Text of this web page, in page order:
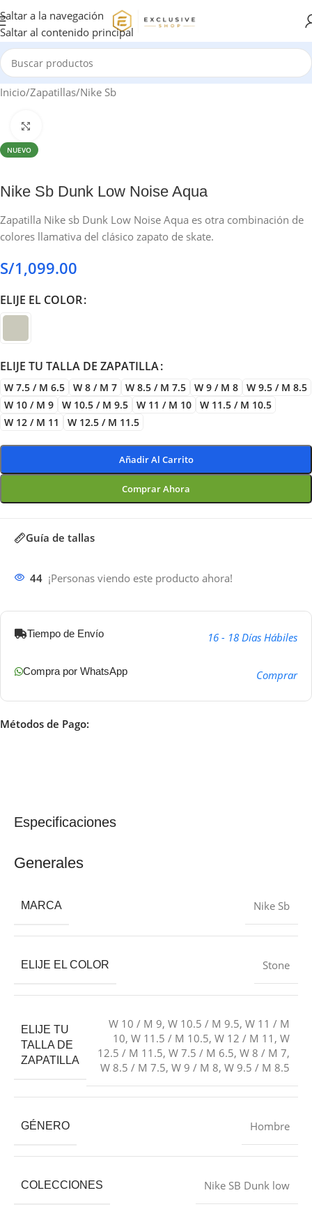
Saltar a la navegación
Saltar al contenido principal
Inicio/Zapatillas/Nike Sb
NUEVO
Nike Sb Dunk Low Noise Aqua
Zapatilla Nike sb Dunk Low Noise Aqua es otra combinación de
colores llamativa del clásico zapato de skate.
S/1,099.00
ELIJE EL COLOR
ELIJE TU TALLA DE ZAPATILLA
W 7.5 / M 6.5 W 8 / M 7 W 8.5 / M 7.5 W 9 / M 8
W 9.5 / M 8.5
W 10 / M 9
W 10.5 / M 9.5 W 11 / M 10
W 11.5 / M 10.5
W 12 / M 11
W 12.5 / M 11.5
Añadir Al Carrito
Comprar Ahora
Guía de tallas
44 ¡Personas viendo este producto ahora!
Tiempo de Envío 16 - 18 Días Hábiles
Compra por WhatsApp Comprar
Métodos de Pago:
Especificaciones
Generales
MARCA Nike Sb
ELIJE EL COLOR Stone
ELIJE TU
TALLA DE
ZAPATILLA
W 10 / M 9, W 10.5 / M 9.5, W 11 / M
10, W 11.5 / M 10.5, W 12 / M 11 , W
12.5 / M 11.5, W 7.5 / M 6.5, W 8 / M 7,
W 8.5 / M 7.5, W 9 / M 8, W 9.5 / M 8.5
GÉNERO Hombre
COLECCIONES Nike SB Dunk low